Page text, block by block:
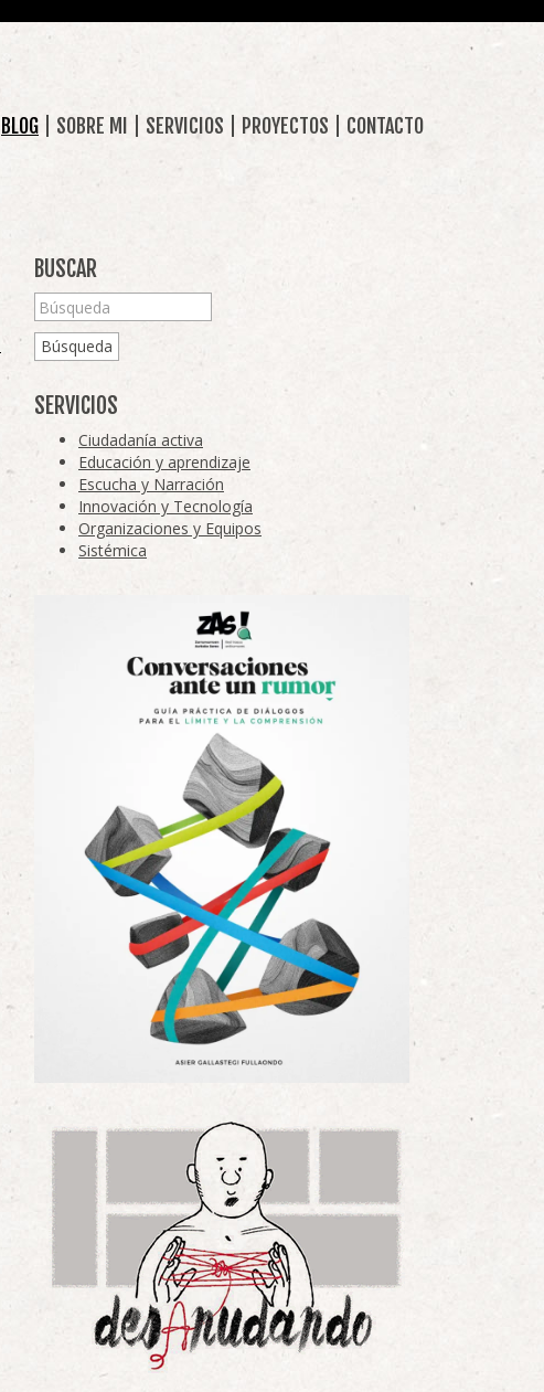
BLOG SOBRE MI SERVICIOS PROYECTOS CONTACTO
BUSCAR
Búsqueda
SERVICIOS
Ciudadanía activa
Educación y aprendizaje
Escucha y Narración
Innovación y Tecnología
Organizaciones y Equipos
Sistémica